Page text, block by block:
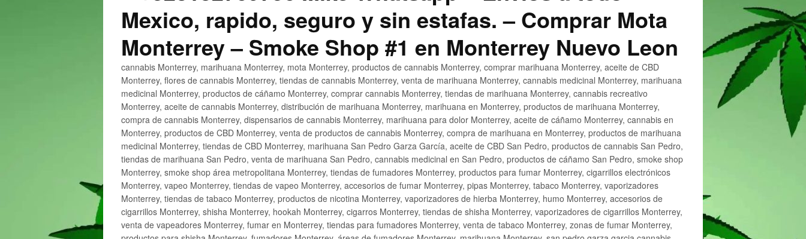
Mexico, rapido, seguro y sin estafas. – Comprar Mota
Monterrey – Smoke Shop #1 en Monterrey Nuevo Leon
cannabis Monterrey, marihuana Monterrey, mota Monterrey, productos de cannabis Monterrey, comprar marihuana Monterrey, aceite de CBD
Monterrey, flores de cannabis Monterrey, tiendas de cannabis Monterrey, venta de marihuana Monterrey, cannabis medicinal Monterrey, marihuana
medicinal Monterrey, productos de cáñamo Monterrey, comprar cannabis Monterrey, tiendas de marihuana Monterrey, cannabis recreativo
Monterrey, aceite de cannabis Monterrey, distribución de marihuana Monterrey, marihuana en Monterrey, productos de marihuana Monterrey,
compra de cannabis Monterrey, dispensarios de cannabis Monterrey, marihuana para dolor Monterrey, aceite de cáñamo Monterrey, cannabis en
Monterrey, productos de CBD Monterrey, venta de productos de cannabis Monterrey, compra de marihuana en Monterrey, productos de marihuana
medicinal Monterrey, tiendas de CBD Monterrey, marihuana San Pedro Garza García, aceite de CBD San Pedro, productos de cannabis San Pedro,
tiendas de marihuana San Pedro, venta de marihuana San Pedro, cannabis medicinal en San Pedro, productos de cáñamo San Pedro, smoke shop
Monterrey, smoke shop área metropolitana Monterrey, tiendas de fumadores Monterrey, productos para fumar Monterrey, cigarrillos electrónicos
Monterrey, vapeo Monterrey, tiendas de vapeo Monterrey, accesorios de fumar Monterrey, pipas Monterrey, tabaco Monterrey, vaporizadores
Monterrey, tiendas de tabaco Monterrey, productos de nicotina Monterrey, vaporizadores de hierba Monterrey, humo Monterrey, accesorios de
cigarrillos Monterrey, shisha Monterrey, hookah Monterrey, cigarros Monterrey, tiendas de shisha Monterrey, vaporizadores de cigarrillos Monterrey,
venta de vapeadores Monterrey, fumar en Monterrey, tiendas para fumadores Monterrey, venta de tabaco Monterrey, zonas de fumar Monterrey,